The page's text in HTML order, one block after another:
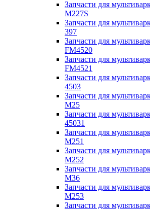
Запчасти для
M227S
Запчасти для
397
Запчасти для
FM4520
Запчасти для
FM4521
Запчасти для
4503
Запчасти для
M25
Запчасти для
45031
Запчасти для
M251
Запчасти для
M252
Запчасти для
M36
Запчасти для
M253
Запчасти для